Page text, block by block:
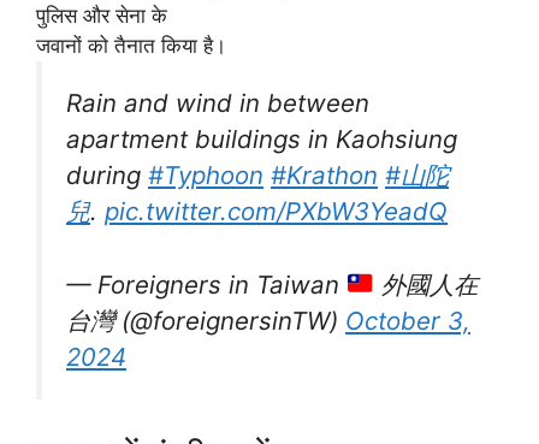
पुलिस और सेना के
जवानों को तैनात किया है।
Rain and wind in between
apartment buildings in Kaohsiung
during #Typhoon #Krathon #山陀
兒. pic.twitter.com/PXbW3YeadQ
— Foreigners in Taiwan
外國人在
台灣 (@foreignersinTW) October 3,
2024